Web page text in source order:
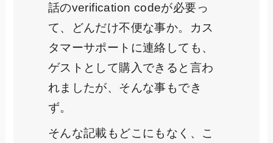
話のverification codeが必要っ
て、どんだけ不便な事か。カス
タマーサポートに連絡しても、
ゲストとして購入できると言わ
れましたが、そんな事もでき
ず。
そんな記載もどこにもなく、こ